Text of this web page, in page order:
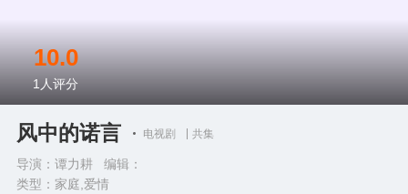
风中的诺言 电视剧 共集
导演：谭力耕 编辑：
类型： 家庭,爱情
10.0
1 人评分